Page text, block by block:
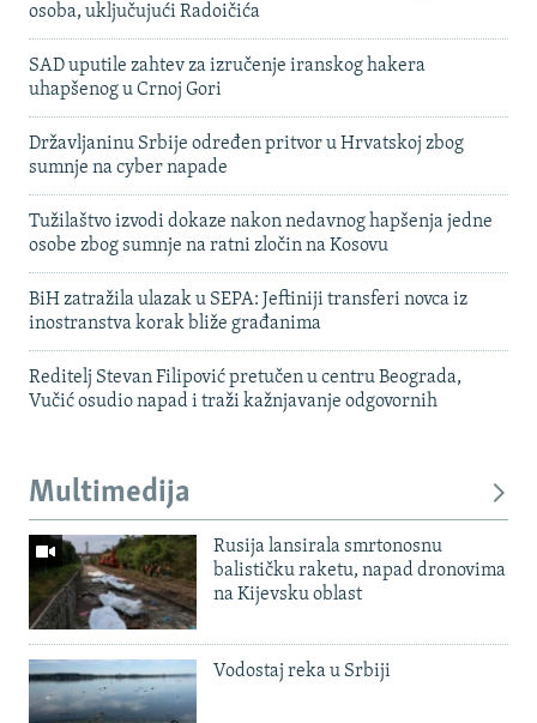
osoba, uključujući Radoičića
SAD uputile zahtev za izručenje iranskog hakera
uhapšenog u Crnoj Gori
Državljaninu Srbije određen pritvor u Hrvatskoj zbog
sumnje na cyber napade
Tužilaštvo izvodi dokaze nakon nedavnog hapšenja jedne
osobe zbog sumnje na ratni zločin na Kosovu
BiH zatražila ulazak u SEPA: Jeftiniji transferi novca iz
inostranstva korak bliže građanima
Reditelj Stevan Filipović pretučen u centru Beograda,
Vučić osudio napad i traži kažnjavanje odgovornih
Multimedija
Rusija lansirala smrtonosnu
balističku raketu, napad dronovima
na Kijevsku oblast
Vodostaj reka u Srbiji